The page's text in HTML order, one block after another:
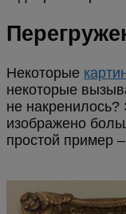
Некоторые
некоторые
не накренилось?
изображено
простой пример –